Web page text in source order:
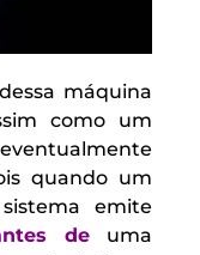
máquina
como um
quando um
emite
de uma